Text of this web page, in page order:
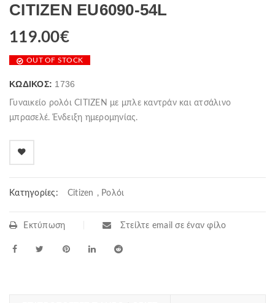
CITIZEN EU6090-54L
119.00€
OUT OF STOCK
ΚΩΔΙΚΌΣ: 1736
Γυναικείο ρολόι CITIZEN με μπλε καντράν και ατσάλινο
μπρασελέ. Ένδειξη ημερομηνίας.
Κατηγορίες: Citizen , Ρολόι
Εκτύπωση Στείλτε email σε έναν φίλο